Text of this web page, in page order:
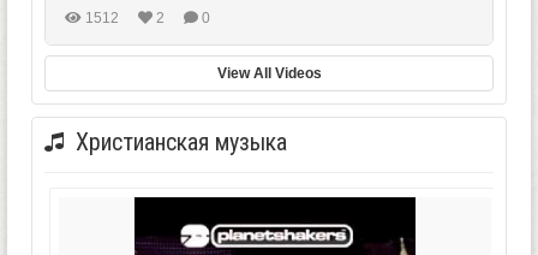
1512 2 0
View All Videos
Христианская музыка